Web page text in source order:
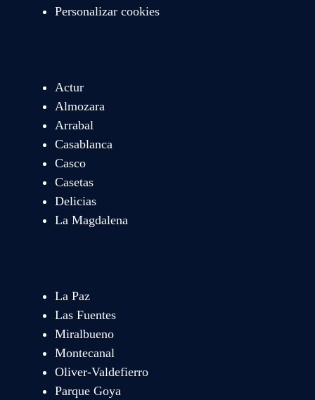
Personalizar cookies
Actur
Almozara
Arrabal
Casablanca
Casco
Casetas
Delicias
La Magdalena
La Paz
Las Fuentes
Miralbueno
Montecanal
Oliver-Valdefierro
Parque Goya